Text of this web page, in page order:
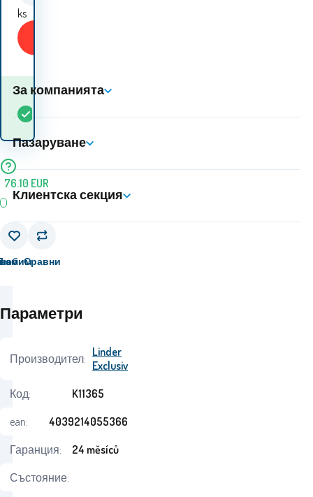
ks
наличност 5+ ks стоката? 10.08. - 11.08.
76.10 EUR
Сравни
Параметри
Производител: Linder
Exclusiv
Код:
K11365
ean:
4039214055366
Гаранция:
24 měsíců
Състояние:
За компанията
Пазаруване
Клиентска секция